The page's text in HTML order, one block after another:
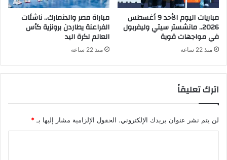
مباريات اليوم الأحد 9 أغسطس
2026.. مانشستر سيتي وليفربول
في مواجهات قوية
منذ 22 ساعة
مباراة مصر والدنمارك.. ناشئات
الفراعنة يطاردن برونزية كأس
العالم لكرة اليد
منذ 22 ساعة
اترك تعليقاً
لن يتم نشر عنوان بريدك الإلكتروني. الحقول الإلزامية مشار إليها بـ *